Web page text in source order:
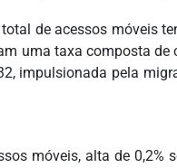
de acessos móveis
uma taxa composta de
impulsionada pela
móveis, alta de 0,2%